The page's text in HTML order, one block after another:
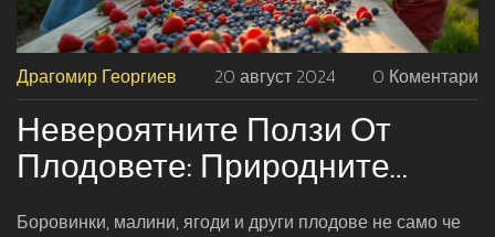
Драгомир Георгиев 20 август 2024 0 Коментари
Невероятните Ползи От
Плодовете: Природните
Бонбони
Боровинки, малини, ягоди и други плодове не само че